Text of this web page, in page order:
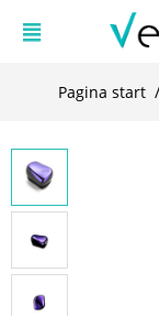
Pagina start /